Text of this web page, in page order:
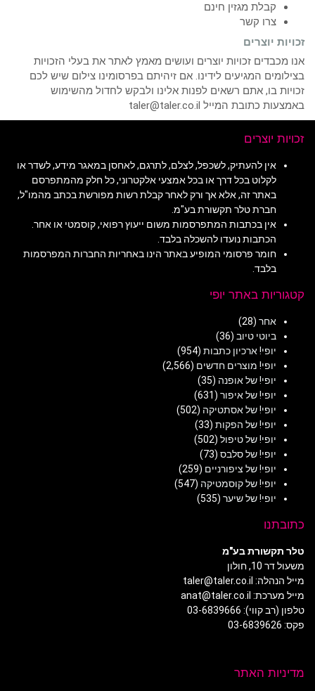
קבלת מגזין חינם
צרו קשר
זכויות יוצרים
אנו מכבדים זכויות יוצרים ועושים מאמץ לאתר את בעלי הזכויות
בצילומים המגיעים לידינו. אם זיהיתם בפרסומינו צילום שיש לכם
זכויות בו, אתם רשאים לפנות אלינו ולבקש לחדול מהשימוש
באמצעות כתובת המייל taler@taler.co.il
זכויות יוצרים
אין להעתיק, לשכפל, לצלם, לתרגם, לאחסן במאגר מידע, לשדר או
לקלוט בכל דרך או בכל אמצעי אלקטרוני, כל חלק מהמתפרסם
באתר זה, אלא אך ורק לאחר קבלת רשות מפורשת בכתב מהמו"ל,
חברת טלר תקשורת בע"מ.
אין בכתבות המתפרסמות משום ייעוץ רפואי, קוסמטי או אחר.
הכתבות נועדו להשכלה בלבד.
חומר פרסומי המופיע באתר הינו באחריות החברות המפרסמות
בלבד.
קטגוריות באתר יופי
אחר (28)
ביוטי טיוב (36)
יופי! ארכיון כתבות (954)
יופי! מוצרים חדשים (2,566)
יופי! של אופנה (35)
יופי! של איפור (631)
יופי! של אסתטיקה (502)
יופי! של הפקות (33)
יופי! של טיפול (502)
יופי! של סלבס (73)
יופי! של ציפורניים (259)
יופי! של קוסמטיקה (547)
יופי! של שיער (535)
כתובתנו
טלר תקשורת בע"מ
משעול דר 10, חולון
מייל הנהלה: taler@taler.co.il
מייל מערכת: anat@taler.co.il
טלפון (רב קווי): 03-6839666
פקס: 03-6839626
מדיניות האתר